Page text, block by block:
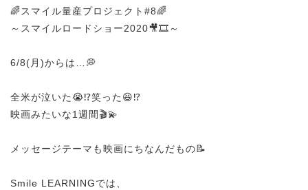
🌈スマイル量産プロジェクト#8🌈
～スマイルロードショー2020🎥🎞～
6/8(月)からは…💭
全米が泣いた😭⁉️笑った😆⁉️
映画みたいな1週間🎬💫
メッセージテーマも映画にちなんだもの📝
Smile LEARNINGでは、